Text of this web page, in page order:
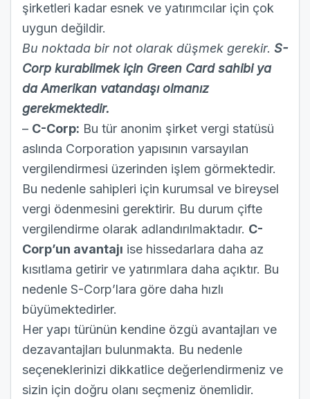
şirketleri kadar esnek ve yatırımcılar için çok
uygun değildir.
Bu noktada bir not olarak düşmek gerekir. S-
Corp kurabilmek için Green Card sahibi ya
da Amerikan vatandaşı olmanız
gerekmektedir.
– C-Corp: Bu tür anonim şirket vergi statüsü
aslında Corporation yapısının varsayılan
vergilendirmesi üzerinden işlem görmektedir.
Bu nedenle sahipleri için kurumsal ve bireysel
vergi ödenmesini gerektirir. Bu durum çifte
vergilendirme olarak adlandırılmaktadır. C-
Corp’un avantajı ise hissedarlara daha az
kısıtlama getirir ve yatırımlara daha açıktır. Bu
nedenle S-Corp’lara göre daha hızlı
büyümektedirler.
Her yapı türünün kendine özgü avantajları ve
dezavantajları bulunmakta. Bu nedenle
seçeneklerinizi dikkatlice değerlendirmeniz ve
sizin için doğru olanı seçmeniz önemlidir.